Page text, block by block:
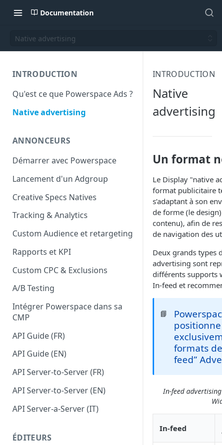
Documentation
Native advertising
INTRODUCTION
Qu'est ce que Powerspace Ads ?
Native advertising
ANNONCEURS
Démarrer avec Powerspace
Lancement d'un Adgroup
Creative Specs Natives
Tracking & Analytics
Custom Audience et retargeting
Rapports et KPI
Custom CPC & Exclusions
A/B Testing
Intégrer Powerspace dans sa
CMP
API Guide (FR)
API Guide (EN)
API Server-to-Server (FR)
API Server-to-Server (EN)
API Server-a-Server (IT)
ÉDITEURS
INTRODUCTION
Native
advertising
Un format
Le Display "native
format publicitaire
s’adaptant à son
de forme (le
contenu), afin de
de navigation des
Deux grands types
advertising sont
différents supports
In-feed et
📘
positionne
formats
feed”
In-feed
In-feed